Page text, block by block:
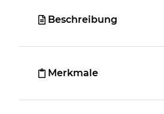
Beschreibung
Merkmale